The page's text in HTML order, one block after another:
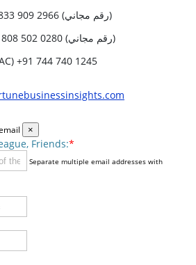
+1 833 909 2966 (رقم مجاني)
+44 808 502 0280 (رقم مجاني)
+91 744 740 1245
×
Friends:*
Separate multiple email addresses with